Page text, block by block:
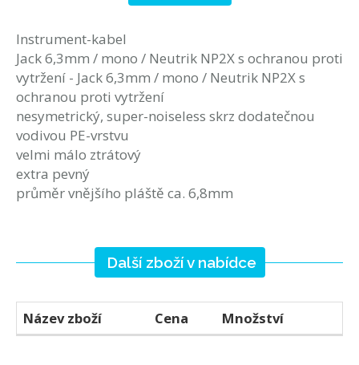
Instrument-kabel
Jack 6,3mm / mono / Neutrik NP2X s ochranou proti
vytržení - Jack 6,3mm / mono / Neutrik NP2X s
ochranou proti vytržení
nesymetrický, super-noiseless skrz dodatečnou
vodivou PE-vrstvu
velmi málo ztrátový
extra pevný
průměr vnějšího pláště ca. 6,8mm
Další zboží v nabídce
Název zboží Cena Množství